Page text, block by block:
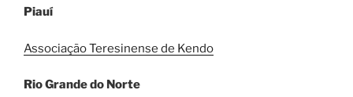
Piauí
Associação Teresinense de Kendo
Rio Grande do Norte